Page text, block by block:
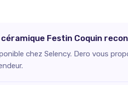
Festin Coquin
chez Selency. Dero vous